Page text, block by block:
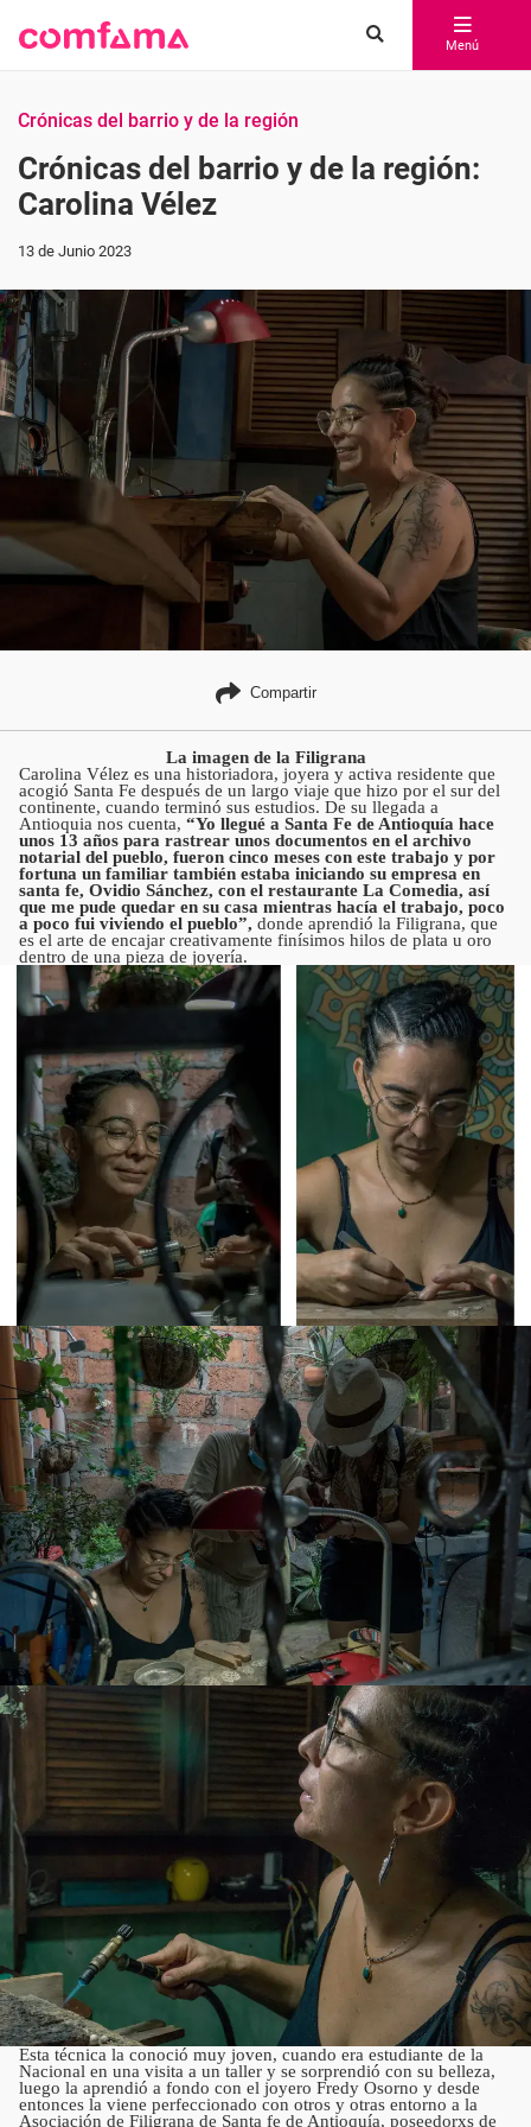
Menú
Crónicas del barrio y de la región
Crónicas del barrio y de la región:
Carolina Vélez
13 de Junio 2023
Compartir
La imagen de la Filigrana
Carolina Vélez es una historiadora, joyera y activa residente que
acogió Santa Fe después de un largo viaje que hizo por el sur del
continente, cuando terminó sus estudios. De su llegada a
Antioquia nos cuenta, “Yo llegué a Santa Fe de Antioquía hace
unos 13 años para rastrear unos documentos en el archivo
notarial del pueblo, fueron cinco meses con este trabajo y por
fortuna un familiar también estaba iniciando su empresa en
santa fe, Ovidio Sánchez, con el restaurante La Comedia, así
que me pude quedar en su casa mientras hacía el trabajo, poco
a poco fui viviendo el pueblo”, donde aprendió la Filigrana, que
es el arte de encajar creativamente finísimos hilos de plata u oro
dentro de una pieza de joyería.
Esta técnica la conoció muy joven, cuando era estudiante de la
Nacional en una visita a un taller y se sorprendió con su belleza,
luego la aprendió a fondo con el joyero Fredy Osorno y desde
entonces la viene perfeccionado con otros y otras entorno a la
Asociación de Filigrana de Santa fe de Antioquía, poseedorxs de